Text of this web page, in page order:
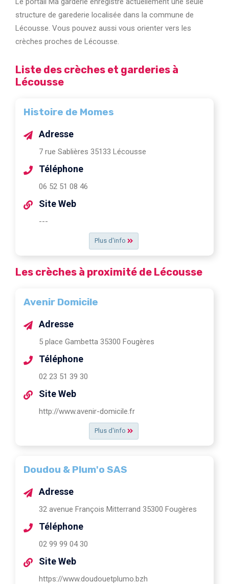
structure de garederie localisée dans la commune de
Lécousse. Vous pouvez aussi vous orienter vers les
crèches proches de Lécousse.
Liste des crèches et garderies à
Lécousse
Histoire de Momes
Plus d'info
Adresse
7 rue Sablières 35133 Lécousse
Téléphone
06 52 51 08 46
Site Web
---
Les crèches à proximité de Lécousse
Avenir Domicile
Plus d'info
Adresse
5 place Gambetta 35300 Fougères
Téléphone
02 23 51 39 30
Site Web
http://www.avenir-domicile.fr
Doudou & Plum'o SAS
Adresse
32 avenue François Mitterrand 35300 Fougères
Téléphone
02 99 99 04 30
Site Web
https://www.doudouetplumo.bzh